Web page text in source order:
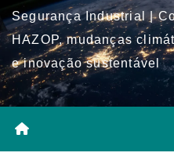
Segurança Industrial |
HAZOP, mudanças
e inovação sustentável